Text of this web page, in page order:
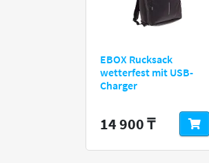
EBOX Rucksack
wetterfest mit USB-
Charger
14 900 ₸